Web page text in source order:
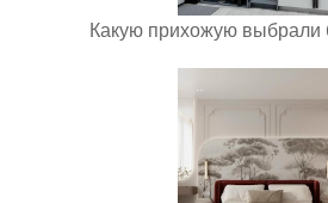
Какую прихожую выбрали